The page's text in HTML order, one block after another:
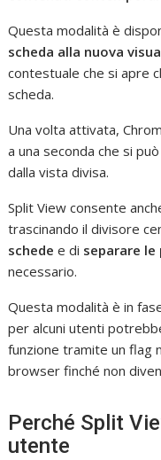
Questa modalità è
scheda alla nuova
contestuale che si apre
scheda.
Una volta attivata,
a una seconda che si
dalla vista divisa.
Split View consente
trascinando il divisore
schede e di separare
necessario.
Questa modalità è in
per alcuni utenti
funzione tramite un flag
browser finché non
Perché Split
utente